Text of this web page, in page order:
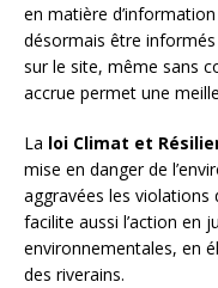
en matière
désormais être
sur le site, même sans
accrue permet une
La loi Climat et
mise en danger de
aggravées les violations
facilite aussi l’action en
environnementales, en
des riverains.